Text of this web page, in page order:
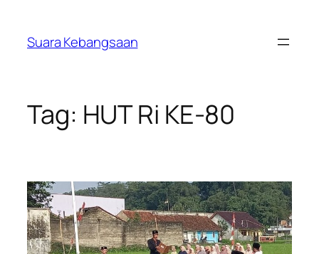
konten
Suara Kebangsaan
Tag: HUT Ri KE-80